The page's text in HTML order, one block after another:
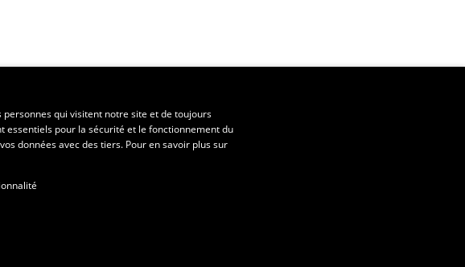
qui visitent notre site et de toujours
essentiels pour la sécurité et le fonctionnement du
données avec des tiers. Pour en savoir plus sur